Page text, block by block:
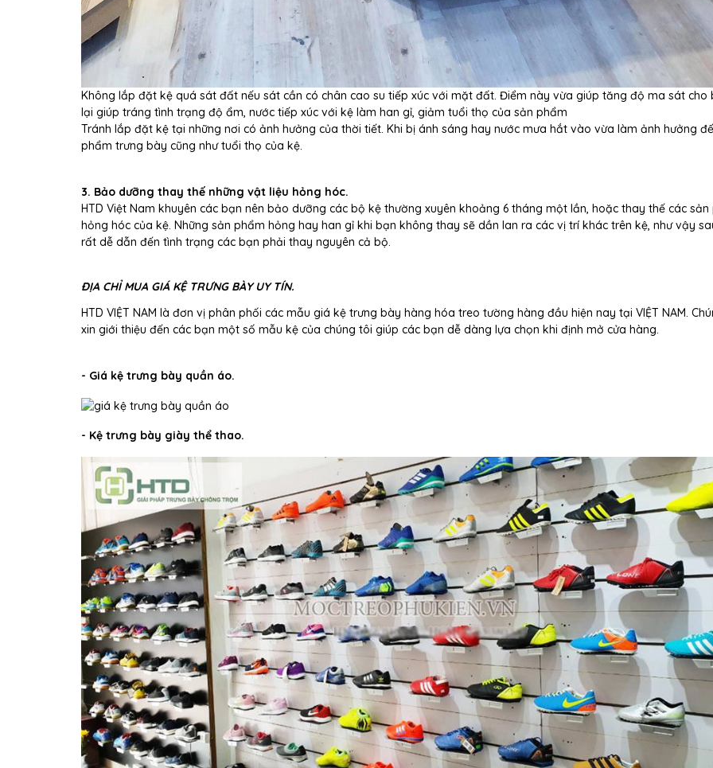
Không lắp đặt kệ quá sát đất nếu sát cần có chân cao su tiếp xúc với mặt đất. Điểm này vừa giúp tăng độ ma sát cho
lại giúp tráng tình trạng độ ẩm, nước tiếp xúc với kệ làm han gỉ, giảm tuổi thọ của sản phẩm
Tránh lắp đặt kệ tại những nơi có ảnh hưởng của thời tiết. Khi bị ánh sáng hay nước mưa hắt vào vừa làm ảnh hưởng
phẩm trưng bày cũng như tuổi thọ của kệ.
3. Bảo dưỡng thay thế những vật liệu hỏng hóc.
HTD Việt Nam khuyên các bạn nên bảo dưỡng các bộ kệ thường xuyên khoảng 6 tháng một lần, hoặc thay thế các sản
hỏng hóc của kệ. Những sản phẩm hỏng hay han gỉ khi bạn không thay sẽ dần lan ra các vị trí khác trên kệ, như vậy
rất dễ dẫn đến tình trạng các bạn phải thay nguyên cả bộ.
ĐỊA CHỈ MUA GIÁ KỆ TRƯNG BÀY UY TÍN.
HTD VIỆT NAM là đơn vị phân phối các mẫu giá kệ trưng bày hàng hóa treo tường hàng đầu hiện nay tại VIỆT NAM.
xin giới thiệu đến các bạn một số mẫu kệ của chúng tôi giúp các bạn dễ dàng lựa chọn khi định mở cửa hàng.
- Giá kệ trưng bày quần áo.
- Kệ trưng bày giày thể thao.